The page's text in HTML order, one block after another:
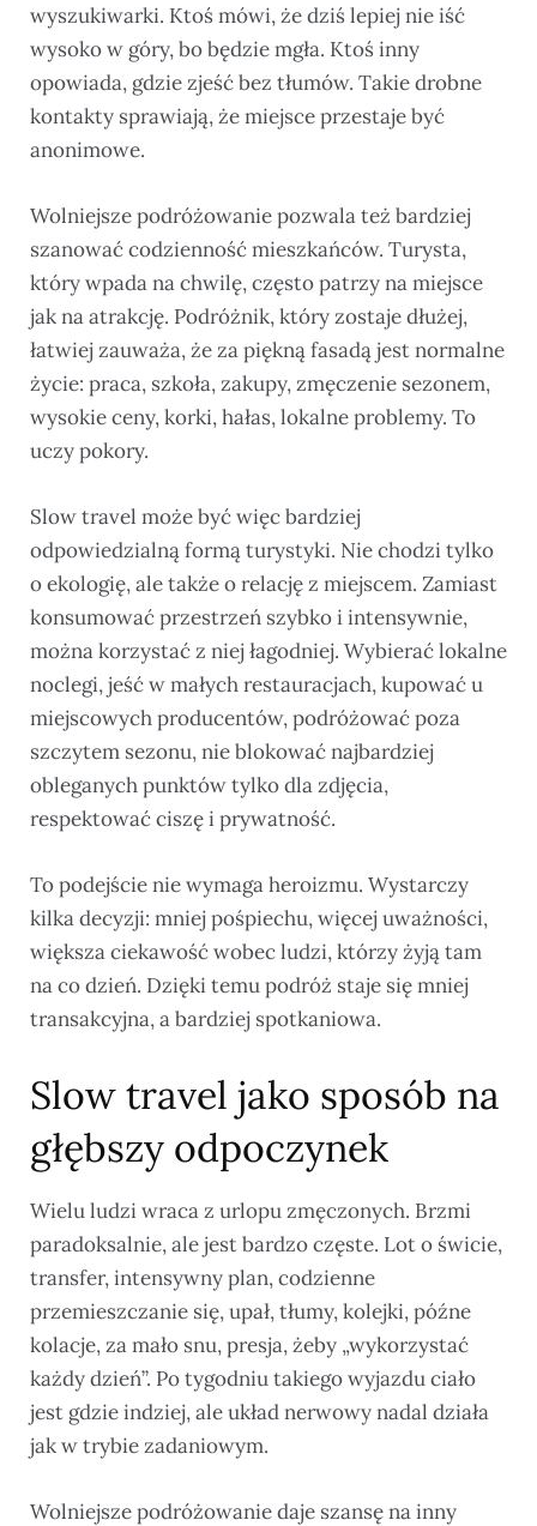
wyszukiwarki. Ktoś mówi, że dziś lepiej nie iść
wysoko w góry, bo będzie mgła. Ktoś inny
opowiada, gdzie zjeść bez tłumów. Takie drobne
kontakty sprawiają, że miejsce przestaje być
anonimowe.
Wolniejsze podróżowanie pozwala też bardziej
szanować codzienność mieszkańców. Turysta,
który wpada na chwilę, często patrzy na miejsce
jak na atrakcję. Podróżnik, który zostaje dłużej,
łatwiej zauważa, że za piękną fasadą jest normalne
życie: praca, szkoła, zakupy, zmęczenie sezonem,
wysokie ceny, korki, hałas, lokalne problemy. To
uczy pokory.
Slow travel może być więc bardziej
odpowiedzialną formą turystyki. Nie chodzi tylko
o ekologię, ale także o relację z miejscem. Zamiast
konsumować przestrzeń szybko i intensywnie,
można korzystać z niej łagodniej. Wybierać lokalne
noclegi, jeść w małych restauracjach, kupować u
miejscowych producentów, podróżować poza
szczytem sezonu, nie blokować najbardziej
obleganych punktów tylko dla zdjęcia,
respektować ciszę i prywatność.
To podejście nie wymaga heroizmu. Wystarczy
kilka decyzji: mniej pośpiechu, więcej uważności,
większa ciekawość wobec ludzi, którzy żyją tam
na co dzień. Dzięki temu podróż staje się mniej
transakcyjna, a bardziej spotkaniowa.
Slow travel jako sposób na
głębszy odpoczynek
Wielu ludzi wraca z urlopu zmęczonych. Brzmi
paradoksalnie, ale jest bardzo częste. Lot o świcie,
transfer, intensywny plan, codzienne
przemieszczanie się, upał, tłumy, kolejki, późne
kolacje, za mało snu, presja, żeby „wykorzystać
każdy dzień”. Po tygodniu takiego wyjazdu ciało
jest gdzie indziej, ale układ nerwowy nadal działa
jak w trybie zadaniowym.
Wolniejsze podróżowanie daje szansę na inny